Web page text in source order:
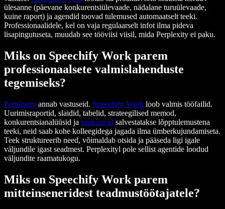
ülesanne (päevane konkurentsiülevaade, nädalane turuülevaade,
kuine raport) ja agendid toovad tulemused automaatselt teeki.
Professionaalidele, kel on vaja regulaarselt infot ilma pideva
lisapingutuseta, muudab see tööviisi viisil, mida Perplexity ei paku.
Miks on Speechify Work parem
professionaalsete valmislahenduste
tegemiseks?
Perplexity annab vastuseid. Speechify Work loob valmis tööfailid.
Uurimisraportid, slaidid, tabelid, strateegilised memod,
konkurentsianalüüsid ja podcast’id salvestatakse lõpptulemustena
teeki, neid saab kohe kolleegidega jagada ilma ümberkujundamiseta.
Teek struktureerib need, võimaldab otsida ja pääseda ligi igale
väljundile igast seadmest. Perplexityl pole sellist agentide loodud
väljundite raamatukogu.
Miks on Speechify Work parem
mitteinseneridest teadmustöötajatele?